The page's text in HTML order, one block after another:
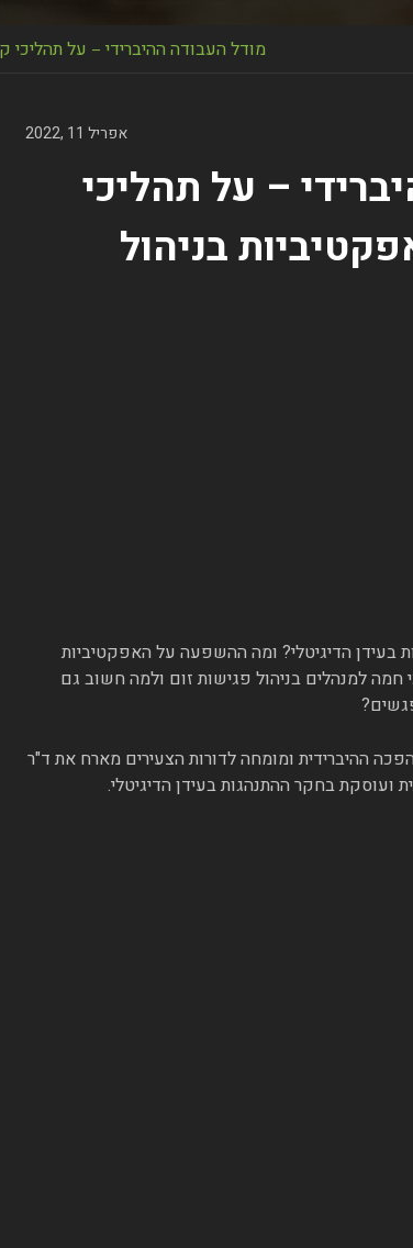
מודל העבודה ההיברידי – על תהליכי
אפריל 11 ,2022
– על תהליכי
בניהול
בעידן הדיגיטלי? ומה ההשפעה על האפקטיביות
למנהלים בניהול פגישות זום ולמה חשוב גם
ההיברידית ומומחה לדורות הצעירים מארח את ד"ר
ועוסקת בחקר ההתנהגות בעידן הדיגיטלי.